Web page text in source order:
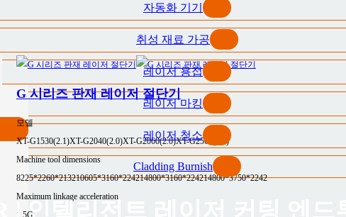
G 시리즈 판재 레이저 절단기
모델
XT-G1530(2.1)XT-G2040(2.0)XT-G2060(2.0)XT-G2560(2.0)
Machine tool dimensions
8225*2260*213210605*3160*224214800*3160*224214800*3750*2242
Maximum linkage acceleration
1.5G
자동화 기기
취성 재료 가공
레이저 용접
레이저 마킹
레이저 청소
Cladding Burnish
| 인텔리전트 레이저 커팅 엔